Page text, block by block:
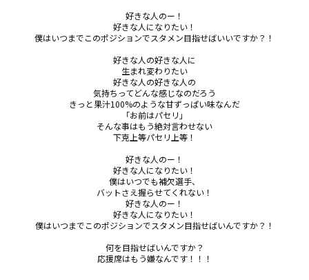
好きな人のー！
好きな人になりたい！
僕はいつまでこのポジションでスタメン目指せばいいですか？！
好きな人の好きな人に
生まれ変わりたい
好きな人の好きな人の
気持ちってどんな感じなのだろう
きっと果汁100%のような甘ずっぱい味なんだ
「お前はパセリ」
そんな事はもう絶対言わせない
下克上等パセリ上等！
好きな人のー！
好きな人になりたい！
僕はいつでも補欠選手、
バットさえ握らせてくれない！
好きな人のー！
好きな人になりたい！
僕はいつまでこのポジションでスタメン目指せばいんですか？！
何を目指せばいんですか？
応援席はもう嫌なんです！！！